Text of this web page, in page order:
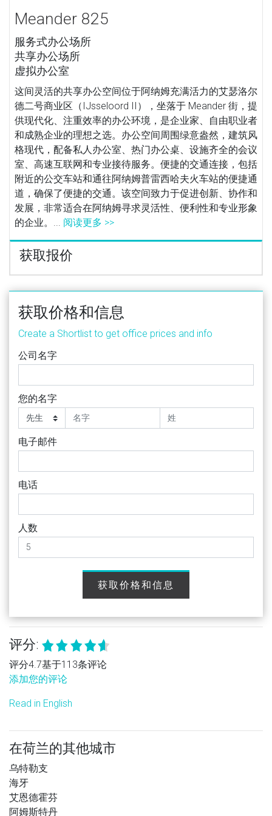
Meander 825
服务式办公场所
共享办公场所
虚拟办公室
这间灵活的共享办公空间位于阿纳姆充满活力的艾瑟洛尔
德二号商业区（IJsseloord II），坐落于 Meander 街，提
供现代化、注重效率的办公环境，是企业家、自由职业者
和成熟企业的理想之选。办公空间周围绿意盎然，建筑风
格现代，配备私人办公室、热门办公桌、设施齐全的会议
室、高速互联网和专业接待服务。便捷的交通连接，包括
附近的公交车站和通往阿纳姆普雷西哈夫火车站的便捷通
道，确保了便捷的交通。该空间致力于促进创新、协作和
发展，非常适合在阿纳姆寻求灵活性、便利性和专业形象
的企业。... 阅读更多 >>
获取报价
获取价格和信息
Create a Shortlist to get office prices and info
公司名字
您的名字
电子邮件
电话
人数
获取价格和信息
评分:
评分4.7基于113条评论
添加您的评论
Read in English
在荷兰的其他城市
乌特勒支
海牙
艾恩德霍芬
阿姆斯特丹